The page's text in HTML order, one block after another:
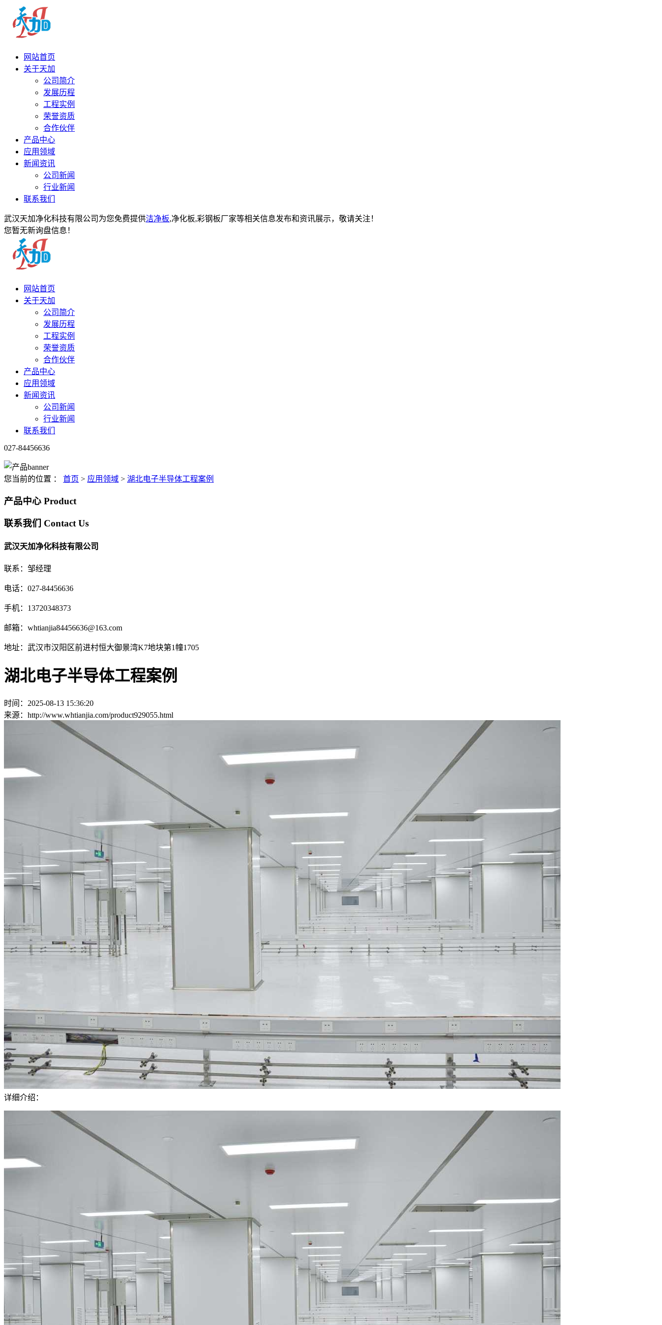
网站首页
关于天加
公司简介
发展历程
工程实例
荣誉资质
合作伙伴
产品中心
应用领域
新闻资讯
公司新闻
行业新闻
联系我们
武汉天加净化科技有限公司为您免费提供洁净板,净化板,彩钢板厂家等相关信息发布和资讯展示，敬请关注！
您暂无新询盘信息！
网站首页
关于天加
公司简介
发展历程
工程实例
荣誉资质
合作伙伴
产品中心
应用领域
新闻资讯
公司新闻
行业新闻
联系我们
027-84456636
您当前的位置 ： 首页 > 应用领域 > 湖北电子半导体工程案例
产品中心 Product
联系我们 Contact Us
武汉天加净化科技有限公司
联系：邹经理
电话：027-84456636
手机：13720348373
邮箱：whtianjia84456636@163.com
地址：武汉市汉阳区前进村恒大御景湾K7地块第1幢1705
湖北电子半导体工程案例
时间：2025-08-13 15:36:20
来源：http://www.whtianjia.com/product929055.html
详细介绍：